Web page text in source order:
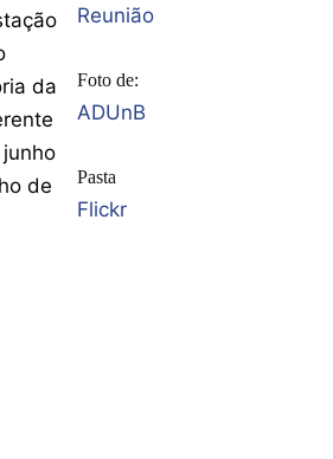
da
de
Reunião
Foto de:
ADUnB
Pasta
Flickr